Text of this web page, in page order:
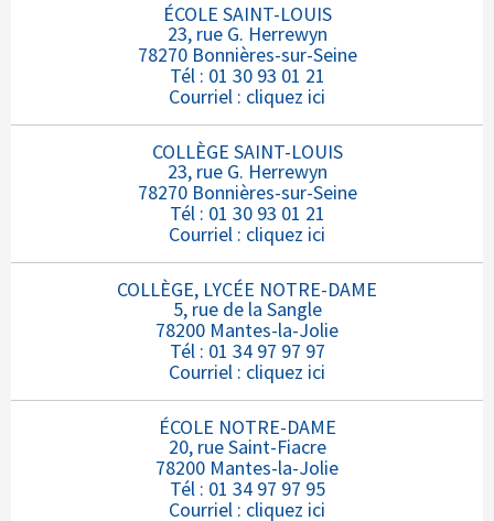
ÉCOLE SAINT-LOUIS
23, rue G. Herrewyn
78270 Bonnières-sur-Seine
Tél : 01 30 93 01 21
Courriel : cliquez ici
COLLÈGE SAINT-LOUIS
23, rue G. Herrewyn
78270 Bonnières-sur-Seine
Tél : 01 30 93 01 21
Courriel : cliquez ici
COLLÈGE, LYCÉE NOTRE-DAME
5, rue de la Sangle
78200 Mantes-la-Jolie
Tél : 01 34 97 97 97
Courriel : cliquez ici
ÉCOLE NOTRE-DAME
20, rue Saint-Fiacre
78200 Mantes-la-Jolie
Tél : 01 34 97 97 95
Courriel : cliquez ici